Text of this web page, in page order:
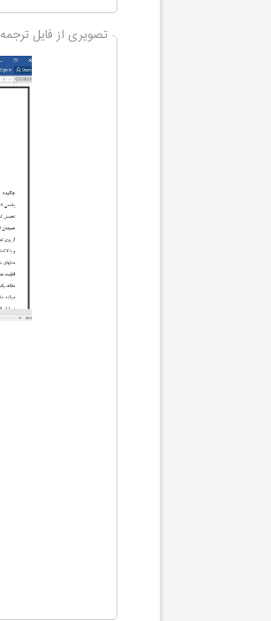
تصویری از فایل ترجمه